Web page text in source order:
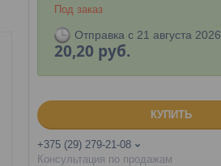
Под заказ
Отправка с 21 августа 2026
20,20 руб.
КУПИТЬ
+375 (29) 279-21-08
Консультация по продажам